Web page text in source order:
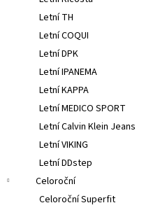
Letní TH
Letní COQUI
Letní DPK
Letní IPANEMA
Letní KAPPA
Letní MEDICO SPORT
Letní Calvin Klein Jeans
Letní VIKING
Letní DDstep
Celoroční
Celoroční Superfit
1 495 Kč